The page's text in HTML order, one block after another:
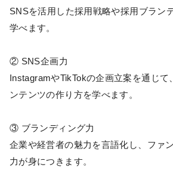
SNSを活用した採用戦略や採用ブラン
学べます。
② SNS企画力
InstagramやTikTokの企画立案を通じて
ンテンツの作り方を学べます。
③ ブランディング力
企業や経営者の魅力を言語化し、ファ
力が身につきます。